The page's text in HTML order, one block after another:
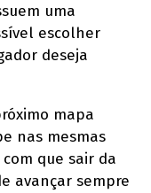
uma
escolher
deseja
mapa
nas mesmas
com que sair da
avançar sempre